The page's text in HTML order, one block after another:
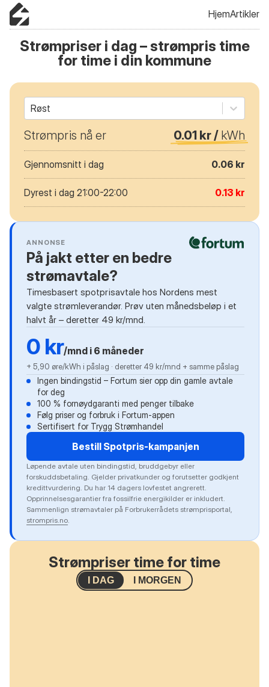
HjemArtikler
Strømpriser i dag – strømpris time
for time i din kommune
Røst
Strømpris nå er 0.01 kr / kWh
Gjennomsnitt i dag 0.06 kr
Dyrest i dag 21:00-22:00 0.13 kr
ANNONSE
På jakt etter en bedre
strømavtale?
Timesbasert spotprisavtale hos Nordens mest
valgte strømleverandør. Prøv uten månedsbeløp i et
halvt år – deretter 49 kr/mnd.
0 kr/mnd i 6 måneder
+ 5,90 øre/kWh i påslag · deretter 49 kr/mnd + samme påslag
Ingen bindingstid – Fortum sier opp din gamle avtale
for deg
100 % fornøydgaranti med penger tilbake
Følg priser og forbruk i Fortum-appen
Sertifisert for Trygg Strømhandel
Bestill Spotpris-kampanjen
Løpende avtale uten bindingstid, bruddgebyr eller
forskuddsbetaling. Gjelder privatkunder og forutsetter godkjent
kredittvurdering. Du har 14 dagers lovfestet angrerett.
Opprinnelsesgarantier fra fossilfrie energikilder er inkludert.
Sammenlign strømavtaler på Forbrukerrådets strømprisportal,
strompris.no.
Strømpriser time for time
I DAG I MORGEN